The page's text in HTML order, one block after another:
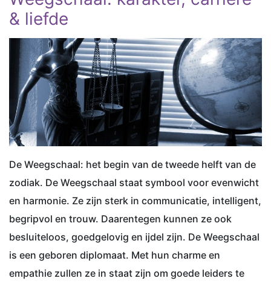
& liefde
De Weegschaal: het begin van de tweede helft van de
zodiak. De Weegschaal staat symbool voor evenwicht
en harmonie. Ze zijn sterk in communicatie, intelligent,
begripvol en trouw. Daarentegen kunnen ze ook
besluiteloos, goedgelovig en ijdel zijn. De Weegschaal
is een geboren diplomaat. Met hun charme en
empathie zullen ze in staat zijn om goede leiders te